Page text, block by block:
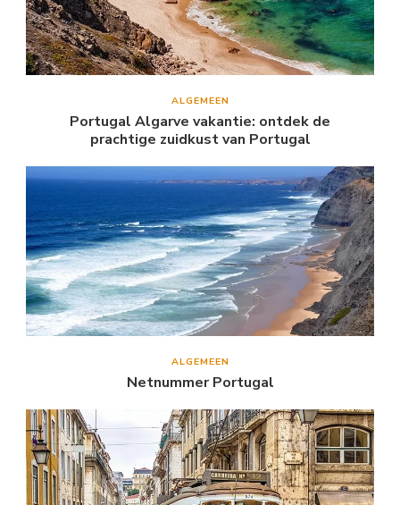
ALGEMEEN
Portugal Algarve vakantie: ontdek de
prachtige zuidkust van Portugal
ALGEMEEN
Netnummer Portugal